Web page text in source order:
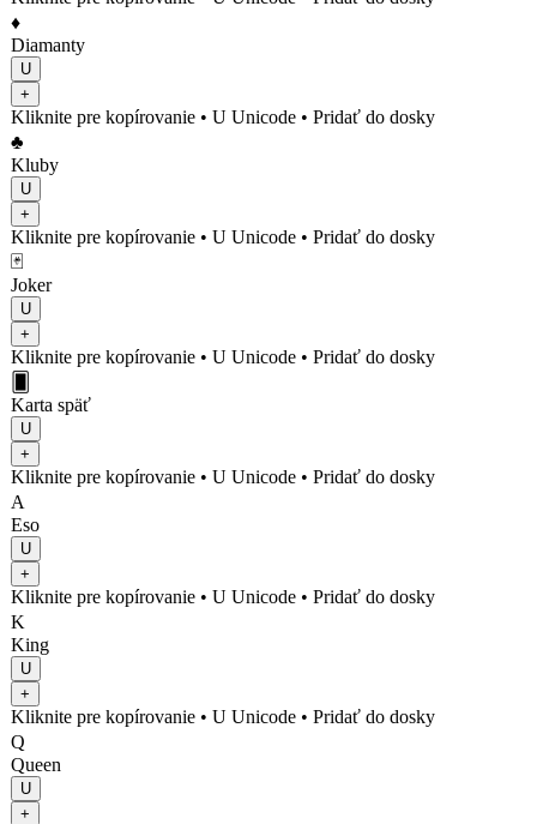
♦️
Diamanty
U
+
Kliknite pre kopírovanie • U Unicode • Pridať do dosky
♣️
Kluby
U
+
Kliknite pre kopírovanie • U Unicode • Pridať do dosky
🃏
Joker
U
+
Kliknite pre kopírovanie • U Unicode • Pridať do dosky
Karta späť
U
+
Kliknite pre kopírovanie • U Unicode • Pridať do dosky
A
Eso
U
+
Kliknite pre kopírovanie • U Unicode • Pridať do dosky
K
King
U
+
Kliknite pre kopírovanie • U Unicode • Pridať do dosky
Q
Queen
U
+